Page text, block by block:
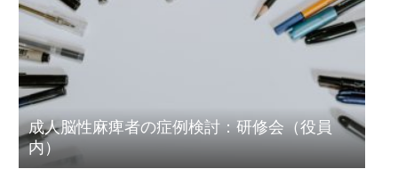
成人脳性麻痺者の症例検討：研修会（役員
内）